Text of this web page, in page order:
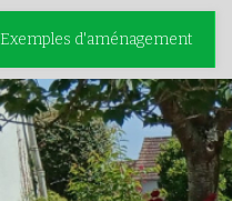
Exemples d'aménagement